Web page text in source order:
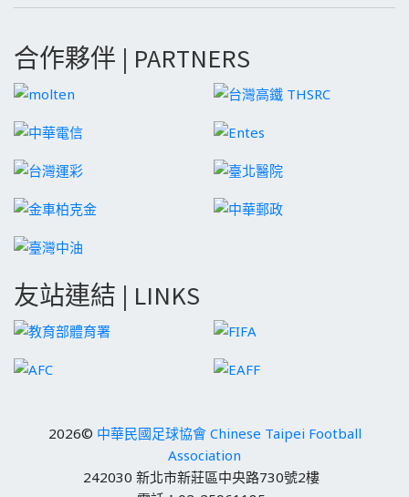
合作夥伴 | PARTNERS
友站連結 | LINKS
2026© 中華民國足球協會 Chinese Taipei Football
Association
242030 新北市新莊區中央路730號2樓